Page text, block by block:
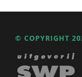
© COPYRIGHT